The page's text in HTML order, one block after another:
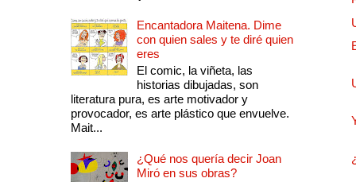
Encantadora Maitena. Dime
con quien sales y te diré quien
eres
El comic, la viñeta, las
historias dibujadas, son
literatura pura, es arte motivador y
provocador, es arte plástico que envuelve.
Mait...
¿Qué nos quería decir Joan
Miró en sus obras?